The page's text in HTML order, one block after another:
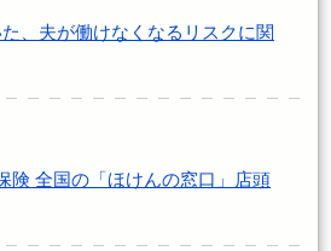
、夫が働けなくなるリスクに関
険 全国の「ほけんの窓口」店頭